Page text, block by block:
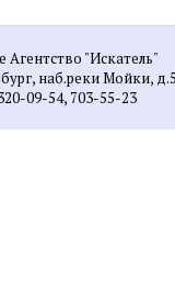
"Искатель"
наб.реки Мойки,
09-54, 703-55-23